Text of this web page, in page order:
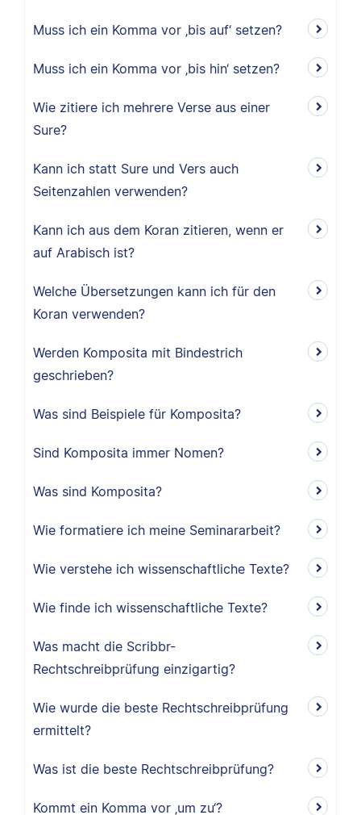
Muss ich ein Komma vor ‚bis auf‘ setzen?
Muss ich ein Komma vor ‚bis hin‘ setzen?
Wie zitiere ich mehrere Verse aus einer
Sure?
Kann ich statt Sure und Vers auch
Seitenzahlen verwenden?
Kann ich aus dem Koran zitieren, wenn er
auf Arabisch ist?
Welche Übersetzungen kann ich für den
Koran verwenden?
Werden Komposita mit Bindestrich
geschrieben?
Was sind Beispiele für Komposita?
Sind Komposita immer Nomen?
Was sind Komposita?
Wie formatiere ich meine Seminararbeit?
Wie verstehe ich wissenschaftliche Texte?
Wie finde ich wissenschaftliche Texte?
Was macht die Scribbr-
Rechtschreibprüfung einzigartig?
Wie wurde die beste Rechtschreibprüfung
ermittelt?
Was ist die beste Rechtschreibprüfung?
Kommt ein Komma vor ‚um zu‘?